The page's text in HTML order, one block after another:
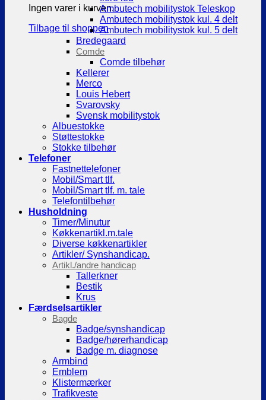
Ingen varer i kurven.
Tilbage til shoppen
Ambutech mobilitystok Teleskop
Ambutech mobilitystok kul. 4 delt
Ambutech mobilitystok kul. 5 delt
Bredegaard
Comde
Comde tilbehør
Kellerer
Merco
Louis Hebert
Svarovsky
Svensk mobilitystok
Albuestokke
Støttestokke
Stokke tilbehør
Telefoner
Fastnettelefoner
Mobil/Smart tlf.
Mobil/Smart tlf. m. tale
Telefontilbehør
Husholdning
Timer/Minutur
Køkkenartikl.m.tale
Diverse køkkenartikler
Artikler/ Synshandicap.
Artikl./andre handicap
Tallerkner
Bestik
Krus
Færdselsartikler
Bagde
Badge/synshandicap
Badge/hørerhandicap
Badge m. diagnose
Armbind
Emblem
Klistermærker
Trafikveste